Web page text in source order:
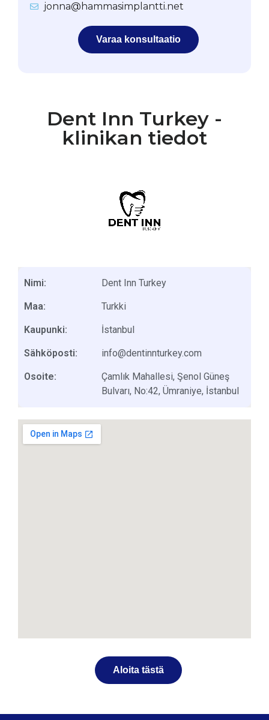
jonna@hammasimplantti.net
Varaa konsultaatio
Dent Inn Turkey -
klinikan tiedot
Nimi:
Maa:
Kaupunki:
Sähköposti:
Osoite:
Dent Inn Turkey
Turkki
İstanbul
info@dentinnturkey.com
Çamlık Mahallesi, Şenol Güneş
Bulvarı, No:42, Ümraniye, İstanbul
Aloita tästä